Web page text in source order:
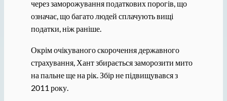
через заморожування податкових порогів, що
означає, що багато людей сплачують вищі
податки, ніж раніше.
Окрім очікуваного скорочення державного
страхування, Хант збирається заморозити мито
на пальне ще на рік. Збір не підвищувався з
2011 року.